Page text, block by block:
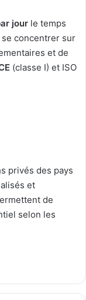
jour le temps
concentrer sur
et de
(classe I) et ISO
privés des pays
et
de
selon les